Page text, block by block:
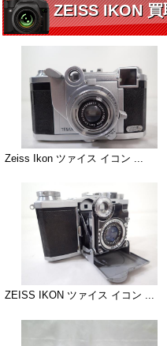
ZEISS IKON 買
Zeiss Ikon ツァイス イコン ...
ZEISS IKON ツァイス イコン ...